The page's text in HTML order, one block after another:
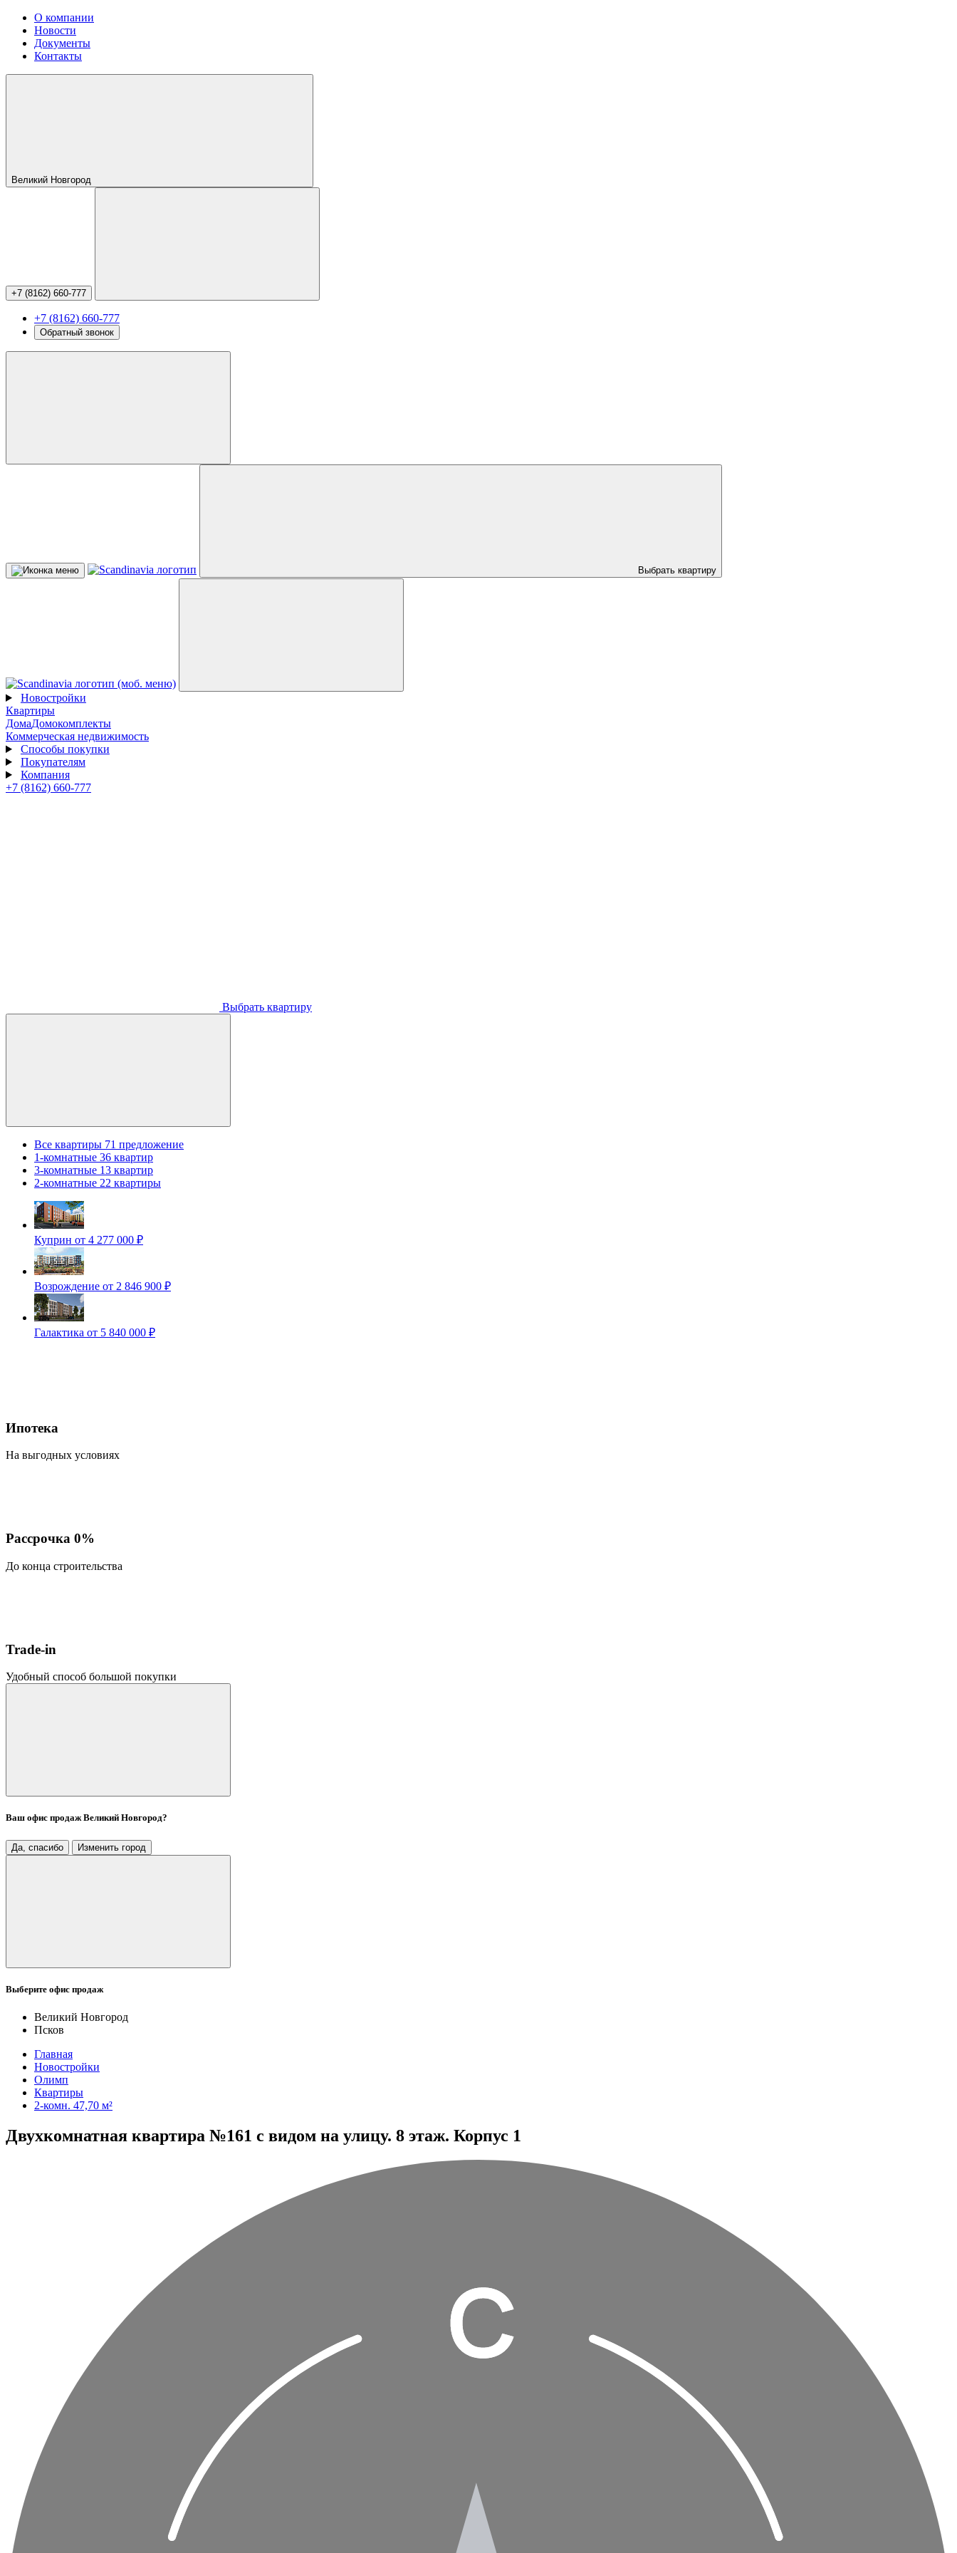
О компании
Новости
Документы
Контакты
Великий Новгород
+7 (8162) 660-777
+7 (8162) 660-777
Обратный звонок
Выбрать квартиру
Новостройки
Квартиры
ДомаДомокомплекты
Коммерческая недвижимость
Способы покупки
Покупателям
Компания
+7 (8162) 660-777
Выбрать квартиру
Все квартиры 71 предложение
1-комнатные 36 квартир
3-комнатные 13 квартир
2-комнатные 22 квартиры
Куприн от 4 277 000 ₽
Возрождение от 2 846 900 ₽
Галактика от 5 840 000 ₽
Ипотека
На выгодных условиях
Рассрочка 0%
До конца строительства
Trade-in
Удобный способ большой покупки
Ваш офис продажВеликий Новгород?
Да, спасибо Изменить город
Выберите офис продаж
Великий Новгород
Псков
Главная
Новостройки
Олимп
Квартиры
2-комн. 47,70 м²
Двухкомнатная квартира №161 с видом на улицу. 8 этаж. Корпус 1